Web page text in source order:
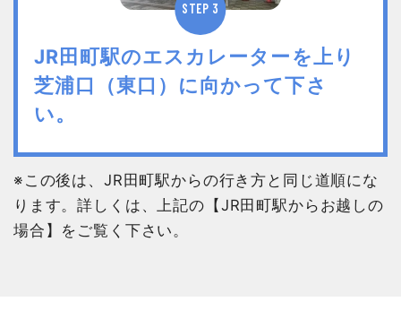
STEP 3
JR田町駅のエスカレーターを上り
芝浦口（東口）に向かって下さ
い。
※この後は、JR田町駅からの行き方と同じ道順にな
ります。詳しくは、上記の【JR田町駅からお越しの
場合】をご覧く下さい。